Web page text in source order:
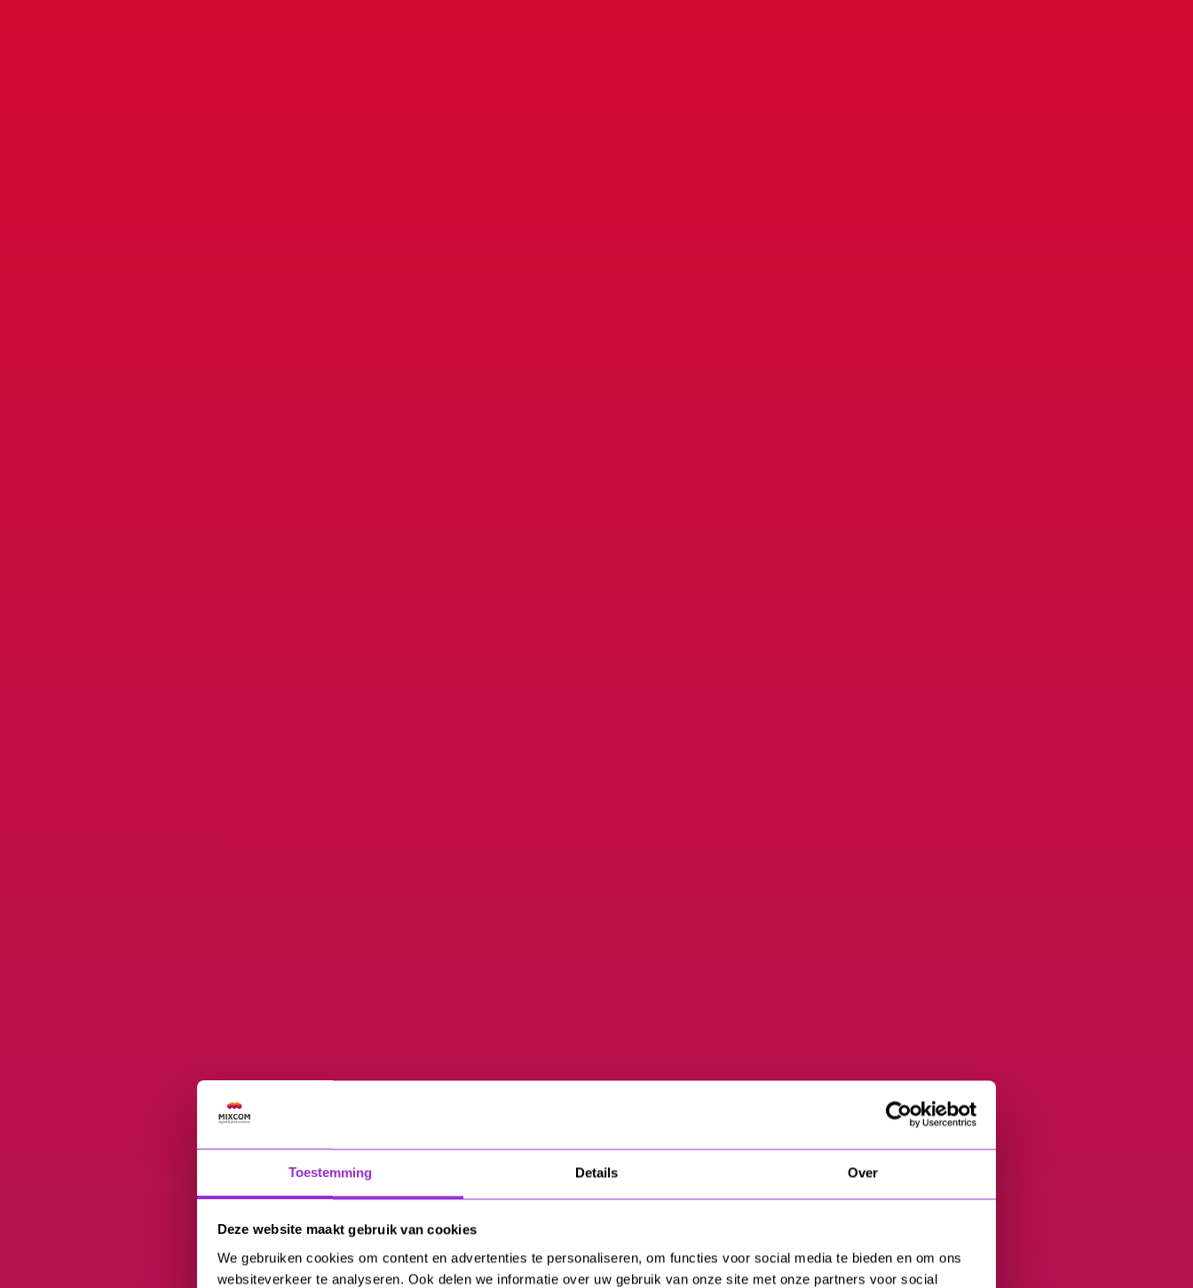
Toestemming Details Over
Deze website maakt gebruik van cookies
We gebruiken cookies om content en advertenties te personaliseren, om functies voor social media te bieden en om ons
websiteverkeer te analyseren. Ook delen we informatie over uw gebruik van onze site met onze partners voor social